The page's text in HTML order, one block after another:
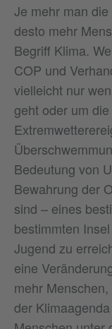
Je mehr man
desto mehr
Begriff Klima.
COP und
vielleicht nur
geht oder um
Bedeutung von
Bewahrung der
sind – eines
bestimmten
Jugend zu
eine
mehr
der